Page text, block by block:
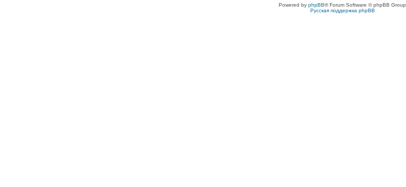
Powered by phpBB® Forum Software © phpBB Group
Русская поддержка phpBB